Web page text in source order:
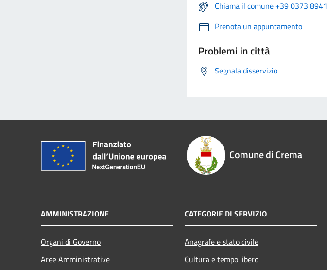
Chiama il comune +39 0373 8941
Prenota un appuntamento
Problemi in città
Segnala disservizio
Comune di Crema
AMMINISTRAZIONE
Organi di Governo
Aree Amministrative
CATEGORIE DI SERVIZIO
Anagrafe e stato civile
Cultura e tempo libero